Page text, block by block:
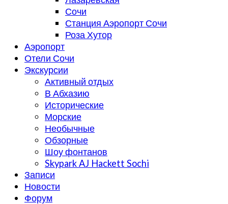
Сочи
Станция Аэропорт Сочи
Роза Хутор
Аэропорт
Отели Сочи
Экскурсии
Активный отдых
В Абхазию
Исторические
Морские
Необычные
Обзорные
Шоу фонтанов
Skypark AJ Hackett Sochi
Записи
Новости
Форум